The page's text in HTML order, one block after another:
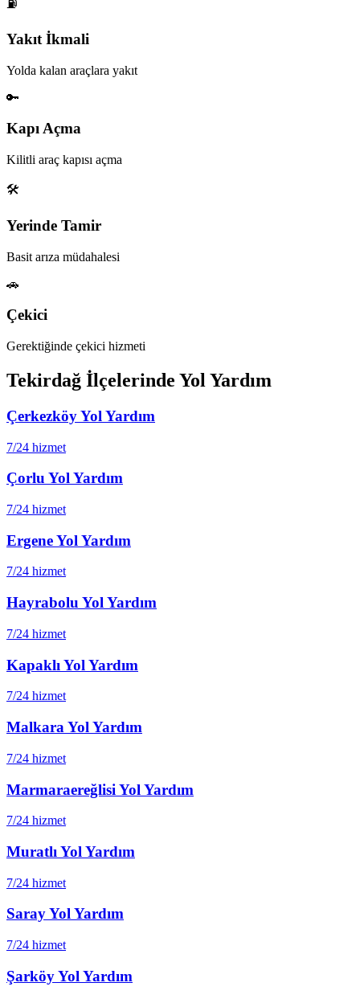
⛽
Yakıt İkmali
Yolda kalan araçlara yakıt
🔑
Kapı Açma
Kilitli araç kapısı açma
🛠️
Yerinde Tamir
Basit arıza müdahalesi
🚗
Çekici
Gerektiğinde çekici hizmeti
Tekirdağ İlçelerinde Yol Yardım
ÇerkezköyYol Yardım
7/24 hizmet
Çorlu Yol Yardım
7/24 hizmet
ErgeneYol Yardım
7/24 hizmet
Hayrabolu Yol Yardım
7/24 hizmet
Kapaklı Yol Yardım
7/24 hizmet
Malkara Yol Yardım
7/24 hizmet
Marmaraereğlisi Yol Yardım
7/24 hizmet
Muratlı Yol Yardım
7/24 hizmet
SarayYol Yardım
7/24 hizmet
ŞarköyYol Yardım